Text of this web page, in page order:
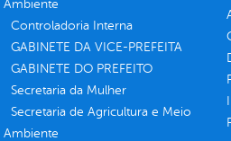
Ambiente
Controladoria Interna
GABINETE DA VICE-PREFEITA
GABINETE DO PREFEITO
Secretaria da Mulher
Secretaria de Agricultura e Meio
Ambiente